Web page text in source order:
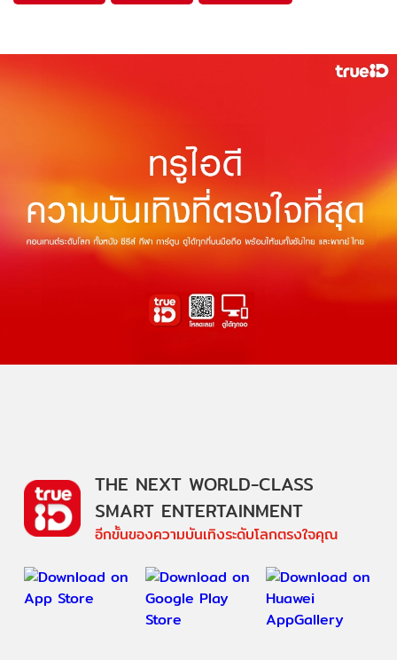
THE NEXT WORLD-CLASS
SMART ENTERTAINMENT
อีกขั้นของความบันเทิงระดับโลกตรงใจคุณ